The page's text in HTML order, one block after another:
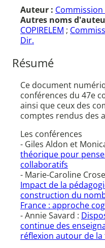
Auteur : Commission
Autres noms
COPIRELEM ;
Dir.
Résumé
Ce document
conférences du 47e
ainsi que ceux des
comptes rendus des
Les conférences
- Giles Aldon et
théorique pour
collaboratifs
- Marie-Caroline
Impact de la
construction du
France : approche
- Annie Savard :
continue des
réflexion autour de